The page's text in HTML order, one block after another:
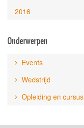
2016
Onderwerpen
Events
Wedstrijd
Opleiding en cursus